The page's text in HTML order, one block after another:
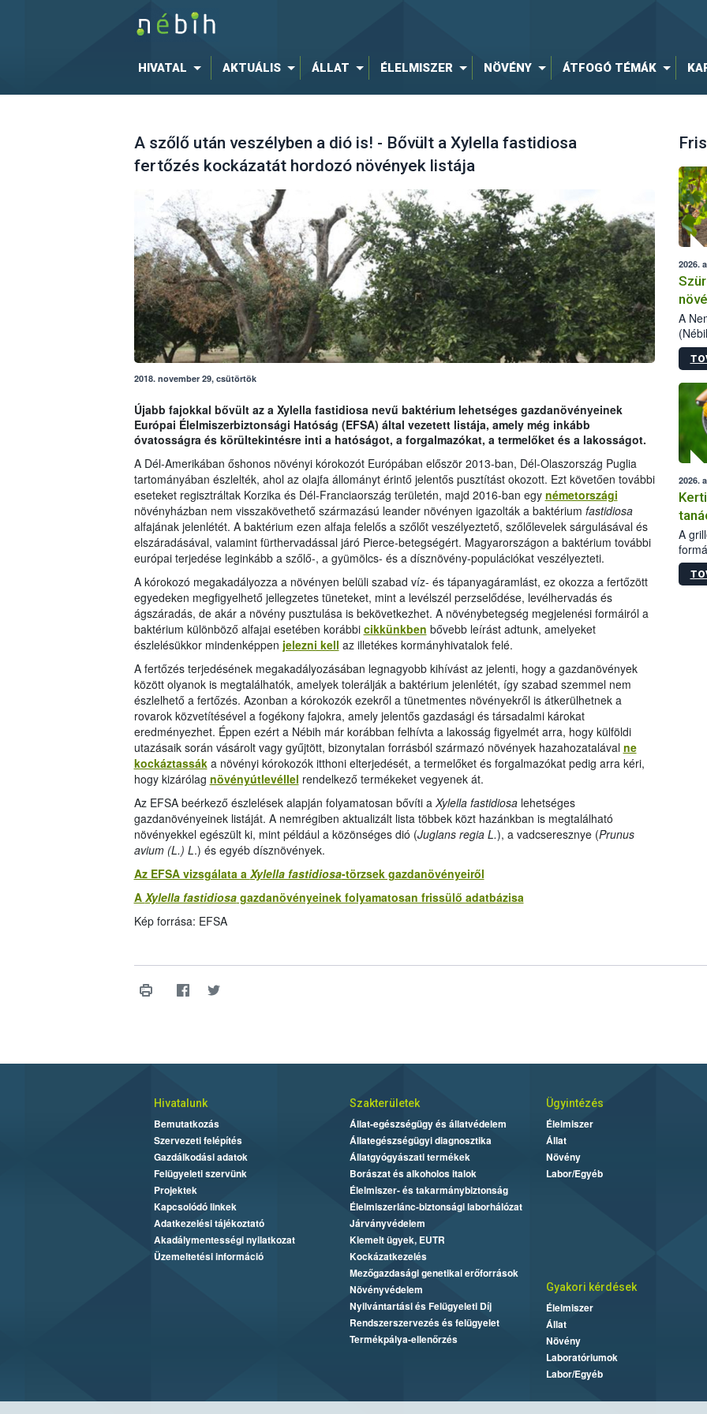
HIVATAL AKTUÁLIS ÁLLAT ÉLELMISZER NÖVÉNY ÁTFOGÓ TÉMÁK
A szőlő után veszélyben a dió is! - Bővült a Xylella fastidiosa
fertőzés kockázatát hordozó növények listája
2018. november 29, csütörtök
Újabb fajokkal bővült az a Xylella fastidiosa nevű baktérium lehetséges gazdanövényeinek
Európai Élelmiszerbiztonsági Hatóság (EFSA) által vezetett listája, amely még inkább
óvatosságra és körültekintésre inti a hatóságot, a forgalmazókat, a termelőket és a lakosságot.
A Dél-Amerikában őshonos növényi kórokozót Európában először 2013-ban, Dél-Olaszország Puglia
tartományában észlelték, ahol az olajfa állományt érintő jelentős pusztítást okozott. Ezt követően további
eseteket regisztráltak Korzika és Dél-Franciaország területén, majd 2016-ban egy németországi
növényházban nem visszakövethető származású leander növényen igazolták a baktérium fastidiosa
alfajának jelenlétét. A baktérium ezen alfaja felelős a szőlőt veszélyeztető, szőlőlevelek sárgulásával és
elszáradásával, valamint fürthervadással járó Pierce-betegségért. Magyarországon a baktérium további
európai terjedése leginkább a szőlő-, a gyümölcs- és a dísznövény-populációkat veszélyezteti.
A kórokozó megakadályozza a növényen belüli szabad víz- és tápanyagáramlást, ez okozza a fertőzött
egyedeken megfigyelhető jellegzetes tüneteket, mint a levélszél perzselődése, levélhervadás és
ágszáradás, de akár a növény pusztulása is bekövetkezhet. A növénybetegség megjelenési formáiról a
baktérium különböző alfajai esetében korábbi cikkünkben bővebb leírást adtunk, amelyeket
észlelésükkor mindenképpen jelezni kell az illetékes kormányhivatalok felé.
A fertőzés terjedésének megakadályozásában legnagyobb kihívást az jelenti, hogy a gazdanövények
között olyanok is megtalálhatók, amelyek tolerálják a baktérium jelenlétét, így szabad szemmel nem
észlelhető a fertőzés. Azonban a kórokozók ezekről a tünetmentes növényekről is átkerülhetnek a
rovarok közvetítésével a fogékony fajokra, amely jelentős gazdasági és társadalmi károkat
eredményezhet. Éppen ezért a Nébih már korábban felhívta a lakosság figyelmét arra, hogy külföldi
utazásaik során vásárolt vagy gyűjtött, bizonytalan forrásból származó növények hazahozatalával ne
kockáztassáka növényi kórokozók itthoni elterjedését, a termelőket és forgalmazókat pedig arra kéri,
hogy kizárólag növényútlevéllel rendelkező termékeket vegyenek át.
Az EFSA beérkező észlelések alapján folyamatosan bővíti a Xylella fastidiosalehetséges
gazdanövényeinek listáját. A nemrégiben aktualizált lista többek közt hazánkban is megtalálható
növényekkel egészült ki, mint például a közönséges dió (Juglans regia L.), a vadcseresznye (Prunus
avium (L.) L.) és egyéb dísznövények.
Az EFSA vizsgálata a Xylella fastidiosa-törzsek gazdanövényeiről
A Xylella fastidiosagazdanövényeinek folyamatosan frissülő adatbázisa
Kép forrása: EFSA
2026.
A
Az
2026.
A
Hivatalunk
Bemutatkozás
Szervezeti felépítés
Gazdálkodási adatok
Felügyeleti szervünk
Projektek
Kapcsolódó linkek
Adatkezelési tájékoztató
Akadálymentességi nyilatkozat
Üzemeltetési információ
Szakterületek
Állat-egészségügy és állatvédelem
Állategészségügyi diagnosztika
Állatgyógyászati termékek
Borászat és alkoholos italok
Élelmiszer- és takarmánybiztonság
Élelmiszerlánc-biztonsági laborhálózat
Járványvédelem
Kiemelt ügyek, EUTR
Kockázatkezelés
Mezőgazdasági genetikai erőforrások
Növényvédelem
Nyilvántartási és Felügyeleti Díj
Rendszerszervezés és felügyelet
Termékpálya-ellenőrzés
Ügyintézés
Élelmiszer
Állat
Növény
Labor/Egyéb
Gyakori kérdések
Élelmiszer
Állat
Növény
Laboratóriumok
Labor/Egyéb